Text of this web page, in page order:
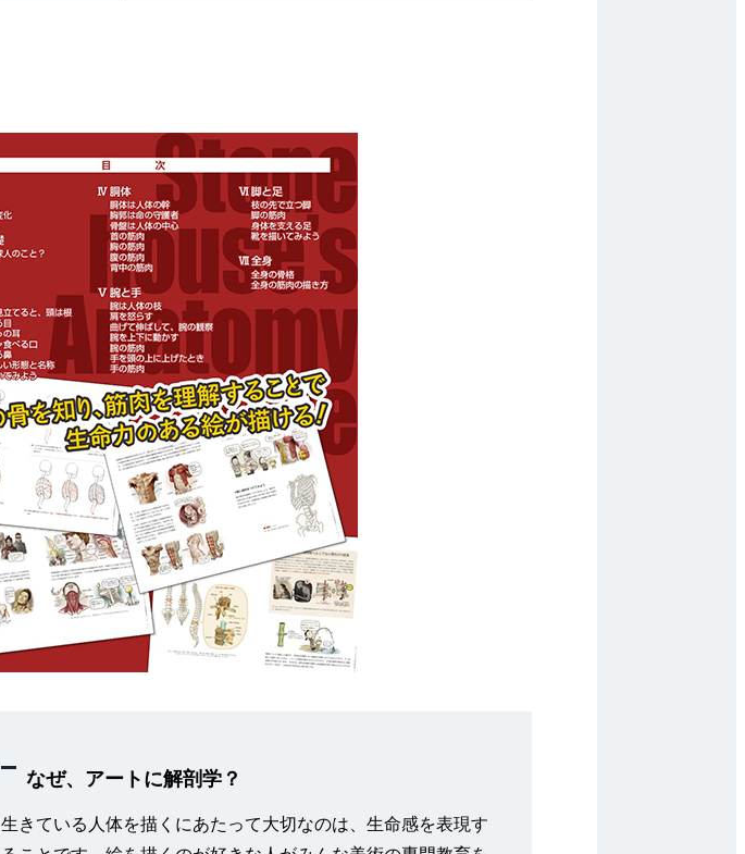
なぜ、アートに解剖学？
生きている人体を描くにあたって大切なのは、生命感を表現す